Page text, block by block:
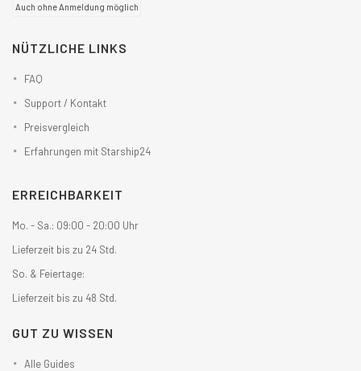
Auch ohne Anmeldung möglich
NÜTZLICHE LINKS
FAQ
Support / Kontakt
Preisvergleich
Erfahrungen mit Starship24
ERREICHBARKEIT
Mo. - Sa.: 09:00 - 20:00 Uhr
Lieferzeit bis zu 24 Std.
So. & Feiertage:
Lieferzeit bis zu 48 Std.
GUT ZU WISSEN
Alle Guides